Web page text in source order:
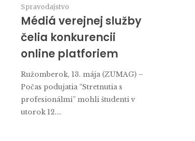
Spravodajstvo
Médiá verejnej služby
čelia konkurencii
online platforiem
Ružomberok, 13. mája (ZUMAG) –
Počas podujatia “Stretnutia s
profesionálmi” mohli študenti v
utorok 12.…